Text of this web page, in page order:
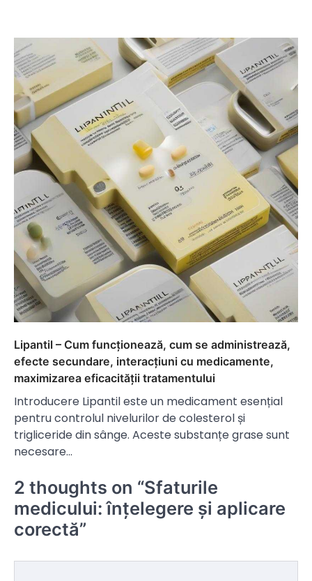
Lipantil – Cum funcționează, cum se administrează,
efecte secundare, interacțiuni cu medicamente,
maximizarea eficacității tratamentului
Introducere Lipantil este un medicament esențial
pentru controlul nivelurilor de colesterol și
trigliceride din sânge. Aceste substanțe grase sunt
necesare…
2 thoughts on “Sfaturile
medicului: înțelegere și aplicare
corectă”